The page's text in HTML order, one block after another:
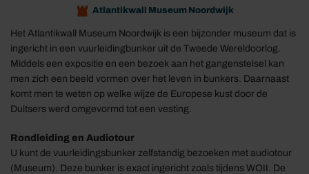
Atlantikwall Museum Noordwijk
Het Atlantikwall Museum Noordwijk is een bijzonder museum dat is
ingericht in een vuurleidingbunker uit de Tweede Wereldoorlog.
Middels een expositie en een bezoek aan het gangenstelsel kan
men zich een beeld vormen over het leven in bunkers. Daarnaast
komt men te weten op welke wijze de Europese kust door de
Duitsers werd omgevormd tot een vesting.
Rondleiding en Audiotour
U kunt de vuurleidingsbunker zelfstandig bezoeken met audiotour
(Museum). Deze bunker is exact ingericht zoals tijdens WOII. De